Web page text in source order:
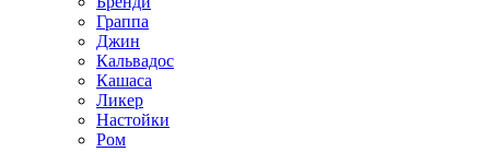
Граппа
Джин
Кальвадос
Кашаса
Ликер
Настойки
Ром